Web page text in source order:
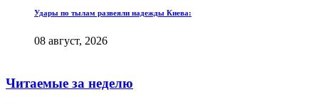
Удары по тылам развеяли надежды Киева:
08 август, 2026
Читаемые за неделю